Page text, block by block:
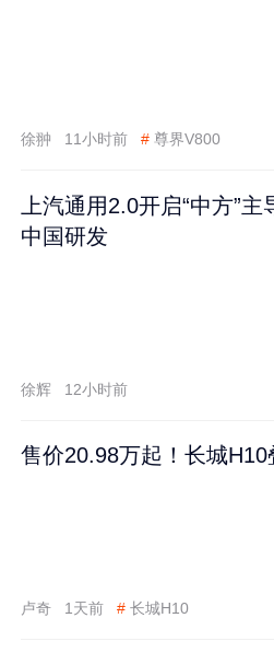
徐翀 11小时前 # 尊界V800
上汽通用2.0开启“中方”
中国研发
徐辉 12小时前
售价20.98万起！长城
卢奇 1天前 # 长城H10